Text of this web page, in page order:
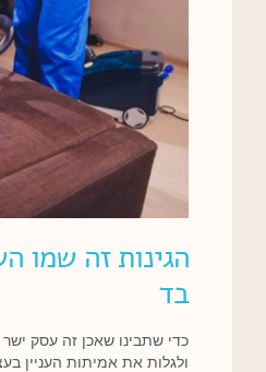
הגינות זה שמו
בד
כדי שתבינו שאכן זה עסק ישר
ולגלות את אמיתות העניין